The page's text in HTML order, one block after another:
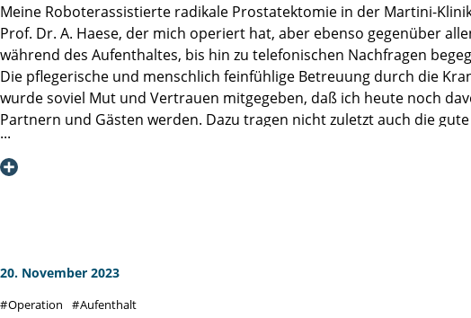
Meine Roboterassistierte radikale Prostatektomie in der Martini-
Prof. Dr. A. Haese, der mich operiert hat, aber ebenso gegenüber
während des Aufenthaltes, bis hin zu telefonischen Nachfragen
Die pflegerische und menschlich feinfühlige Betreuung durch die
wurde soviel Mut und Vertrauen mitgegeben, daß ich heute noch
Partnern und Gästen werden. Dazu tragen nicht zuletzt auch die
erstaunlich schnell zurückgebildet und ich bin guter Hoffnung auf
an, die bereits am Tag der Operation von der Martini-Klinik in die
20. November 2023
Operation Aufenthalt